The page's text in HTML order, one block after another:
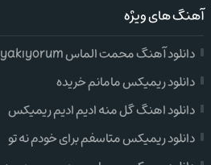
آهنگ های ویژه
دانلود آهنگ محمت الماس gidene yakıyorum
دانلود ریمیکس مامانم خریده
دانلود اهنگ گل منه ادیم ادیم ریمیکس
دانلود ریمیکس متاسفم برای خودم نه تو